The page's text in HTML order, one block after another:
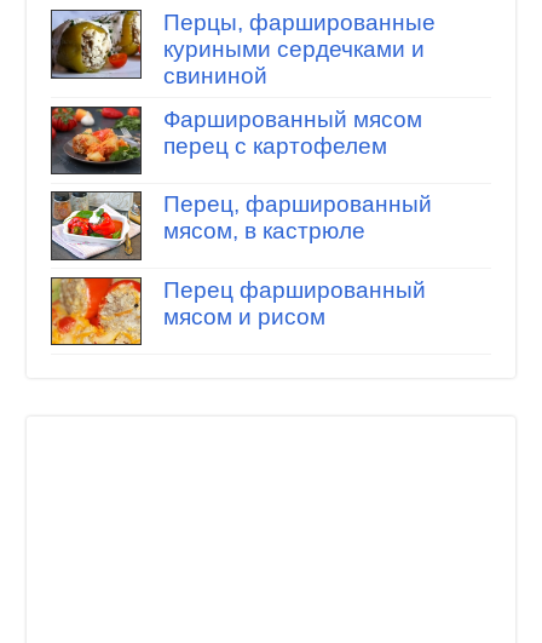
Перцы, фаршированные
куриными сердечками и
свининой
Фаршированный мясом
перец с картофелем
Перец, фаршированный
мясом, в кастрюле
Перец фаршированный
мясом и рисом